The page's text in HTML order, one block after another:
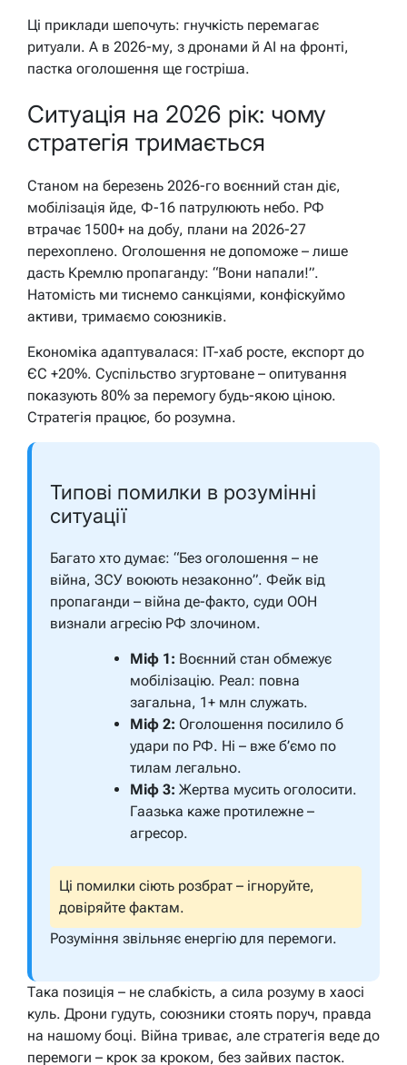
Ці приклади шепочуть: гнучкість перемагає
ритуали. А в 2026-му, з дронами й AI на фронті,
пастка оголошення ще гостріша.
Ситуація на 2026 рік: чому
стратегія тримається
Станом на березень 2026-го воєнний стан діє,
мобілізація йде, Ф-16 патрулюють небо. РФ
втрачає 1500+ на добу, плани на 2026-27
перехоплено. Оголошення не допоможе – лише
дасть Кремлю пропаганду: “Вони напали!”.
Натомість ми тиснемо санкціями, конфіскуймо
активи, тримаємо союзників.
Економіка адаптувалася: IT-хаб росте, експорт до
ЄС +20%. Суспільство згуртоване – опитування
показують 80% за перемогу будь-якою ціною.
Стратегія працює, бо розумна.
Типові помилки в розумінні
ситуації
Багато хто думає: “Без оголошення – не
війна, ЗСУ воюють незаконно”. Фейк від
пропаганди – війна де-факто, суди ООН
визнали агресію РФ злочином.
Міф 1: Воєнний стан обмежує
мобілізацію. Реал: повна
загальна, 1+ млн служать.
Міф 2: Оголошення посилило б
удари по РФ. Ні – вже б’ємо по
тилам легально.
Міф 3: Жертва мусить оголосити.
Гаазька каже протилежне –
агресор.
Ці помилки сіють розбрат – ігноруйте,
довіряйте фактам.
Розуміння звільняє енергію для перемоги.
Така позиція – не слабкість, а сила розуму в хаосі
куль. Дрони гудуть, союзники стоять поруч, правда
на нашому боці. Війна триває, але стратегія веде до
перемоги – крок за кроком, без зайвих пасток.